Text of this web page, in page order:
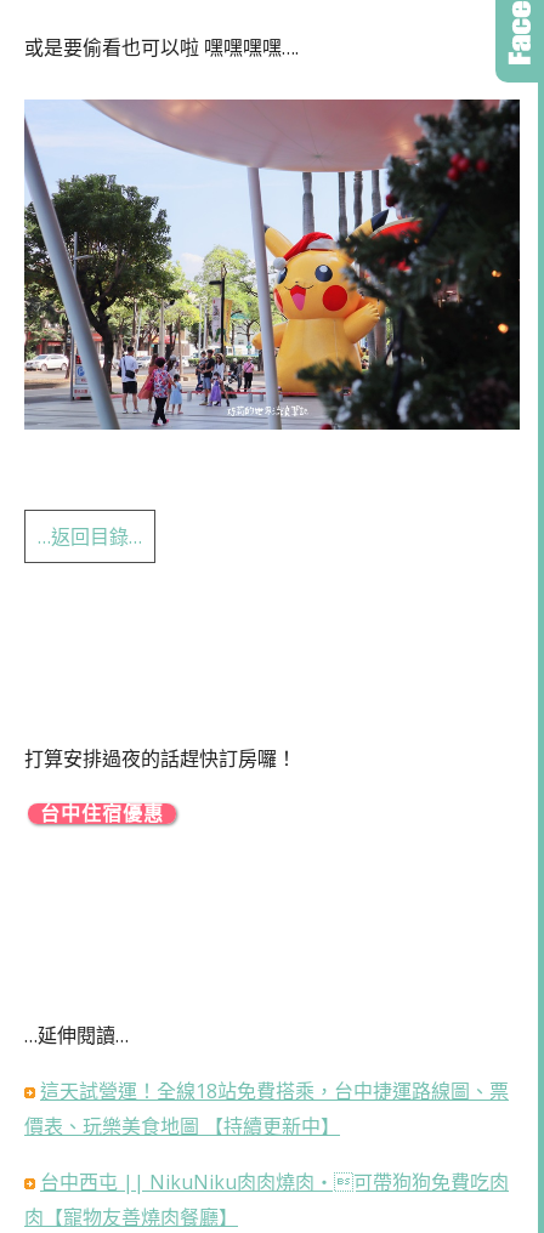
或是要偷看也可以啦 嘿嘿嘿嘿….
…返回目錄…
打算安排過夜的話趕快訂房囉！
台中住宿優惠
…延伸閱讀…
這天試營運！全線18站免費搭乘，台中捷運路線圖、票
價表、玩樂美食地圖 【持續更新中】
台中西屯 || NikuNiku肉肉燒肉・可帶狗狗免費吃肉
肉【寵物友善燒肉餐廳】